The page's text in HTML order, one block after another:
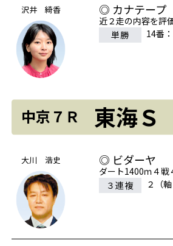
沢井 綺香 ◎ カナテープ
近２走の内容を評
単勝
14番
中京７Ｒ 東海Ｓ
大川 浩史 ◎ ビダーヤ
ダート1400ｍ４戦
３連複
２（